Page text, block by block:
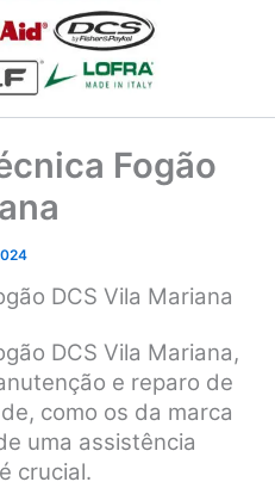
Fogão
DCS Vila Mariana
DCS Vila Mariana,
e reparo de
como os da marca
uma assistência
crucial.